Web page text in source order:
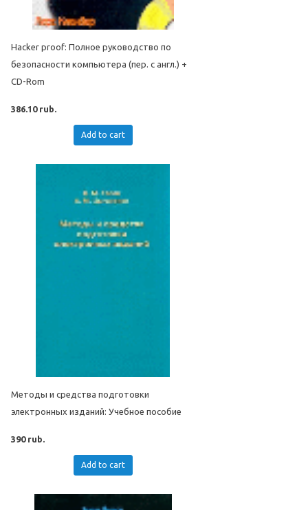
Hacker proof: Полное руководство по
безопасности компьютера (пер. с англ.) +
CD-Rom
386.10 rub.
Add to cart
Методы и средства подготовки
электронных изданий: Учебное пособие
390 rub.
Add to cart